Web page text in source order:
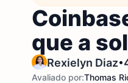
que a
Rexielyn Diaz•
Avaliado por:Thomas